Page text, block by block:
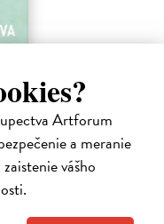
Artforum
a meranie
vášho
Ježišovej Reči na
počúvať tohto nového
židovská Tóra.